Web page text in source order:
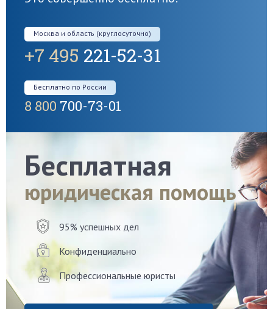
Москва и область (круглосуточно)
+7 495 221-52-31
Бесплатно по России
8 800 700-73-01
Бесплатная
юридическая помощь
95% успешных дел
Конфиденциально
Профессиональные юристы